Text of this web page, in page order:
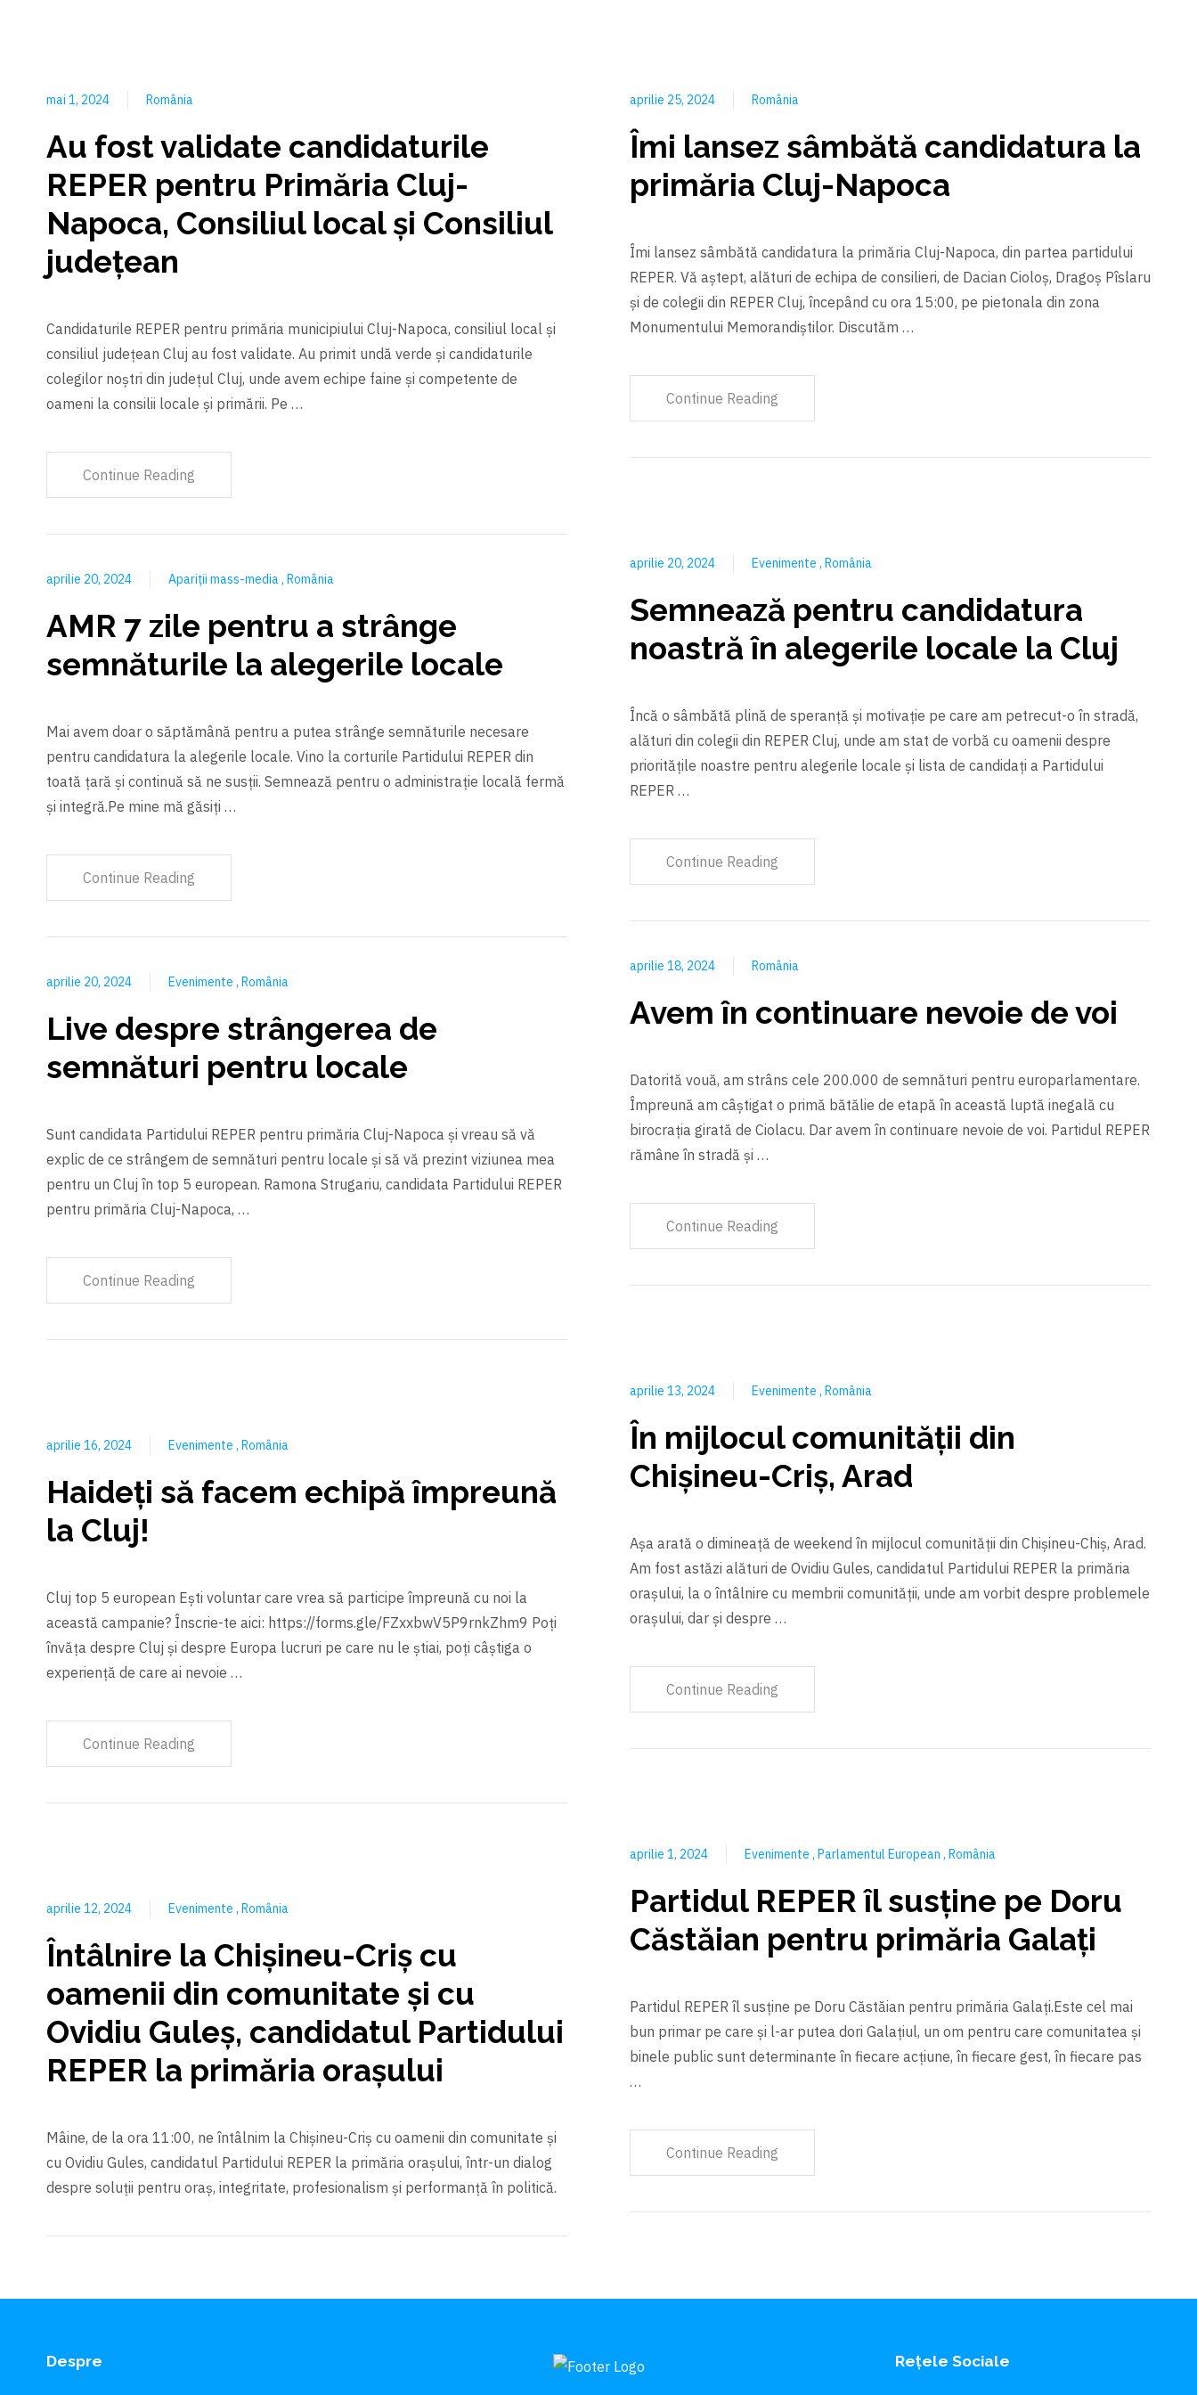
mai 1, 2024 România
Au fost validate candidaturile
REPER pentru Primăria Cluj-
Napoca, Consiliul local și Consiliul
județean
Candidaturile REPER pentru primăria municipiului Cluj-Napoca, consiliul local și
consiliul județean Cluj au fost validate. Au primit undă verde şi candidaturile
colegilor noştri din județul Cluj, unde avem echipe faine şi competente de
oameni la consilii locale şi primării. Pe …
Continue Reading
aprilie 20, 2024 Apariții mass-media România
AMR 7 zile pentru a strânge
semnăturile la alegerile locale
Mai avem doar o săptămână pentru a putea strânge semnăturile necesare
pentru candidatura la alegerile locale. Vino la corturile Partidului REPER din
toată țară și continuă să ne susții. Semnează pentru o administrație locală fermă
și integră.Pe mine mă găsiți …
Continue Reading
aprilie 20, 2024 Evenimente România
Live despre strângerea de
semnături pentru locale
Sunt candidata Partidului REPER pentru primăria Cluj-Napoca și vreau să vă
explic de ce strângem de semnături pentru locale și să vă prezint viziunea mea
pentru un Cluj în top 5 european. Ramona Strugariu, candidata Partidului REPER
pentru primăria Cluj-Napoca, …
Continue Reading
aprilie 16, 2024 Evenimente România
Haideți să facem echipă împreună
la Cluj!
Cluj top 5 european Eşti voluntar care vrea să participe împreună cu noi la
această campanie? Înscrie-te aici: https://forms.gle/FZxxbwV5P9rnkZhm9 Poți
învăța despre Cluj şi despre Europa lucruri pe care nu le ştiai, poți câştiga o
experiență de care ai nevoie …
Continue Reading
aprilie 12, 2024 Evenimente România
Întâlnire la Chişineu-Criş cu
oamenii din comunitate şi cu
Ovidiu Guleș, candidatul Partidului
REPER la primăria orașului
Mâine, de la ora 11:00, ne întâlnim la Chişineu-Criş cu oamenii din comunitate şi
cu Ovidiu Gules, candidatul Partidului REPER la primăria orașului, într-un dialog
despre soluții pentru oraş, integritate, profesionalism şi performanță în politică.
aprilie 25, 2024 România
Îmi lansez sâmbătă candidatura la
primăria Cluj-Napoca
Îmi lansez sâmbătă candidatura la primăria Cluj-Napoca, din partea partidului
REPER. Vă aştept, alături de echipa de consilieri, de Dacian Cioloş, Dragoș Pîslaru
și de colegii din REPER Cluj, începând cu ora 15:00, pe pietonala din zona
Monumentului Memorandiștilor. Discutăm …
Continue Reading
aprilie 20, 2024 Evenimente România
Semnează pentru candidatura
noastră în alegerile locale la Cluj
Încă o sâmbătă plină de speranță și motivație pe care am petrecut-o în stradă,
alături din colegii din REPER Cluj, unde am stat de vorbă cu oamenii despre
prioritățile noastre pentru alegerile locale și lista de candidați a Partidului
REPER …
Continue Reading
aprilie 18, 2024 România
Avem în continuare nevoie de voi
Datorită vouă, am strâns cele 200.000 de semnături pentru europarlamentare.
Împreună am câștigat o primă bătălie de etapă în această luptă inegală cu
birocrația girată de Ciolacu. Dar avem în continuare nevoie de voi. Partidul REPER
rămâne în stradă și …
Continue Reading
aprilie 13, 2024 Evenimente România
În mijlocul comunității din
Chișineu-Criș, Arad
Așa arată o dimineață de weekend în mijlocul comunității din Chișineu-Chiș, Arad.
Am fost astăzi alături de Ovidiu Gules, candidatul Partidului REPER la primăria
orașului, la o întâlnire cu membrii comunității, unde am vorbit despre problemele
orașului, dar și despre …
Continue Reading
aprilie 1, 2024 Evenimente Parlamentul European România
Partidul REPER îl susține pe Doru
Căstăian pentru primăria Galați
Partidul REPER îl susține pe Doru Căstăian pentru primăria Galați.Este cel mai
bun primar pe care şi l-ar putea dori Galațiul, un om pentru care comunitatea şi
binele public sunt determinante în fiecare acțiune, în fiecare gest, în fiecare pas
…
Continue Reading
Despre Rețele Sociale